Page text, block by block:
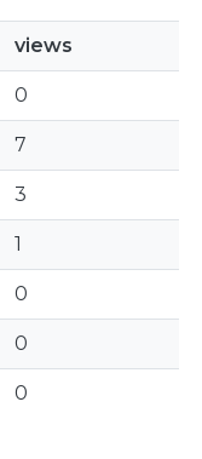
views
0
7
3
1
0
0
0